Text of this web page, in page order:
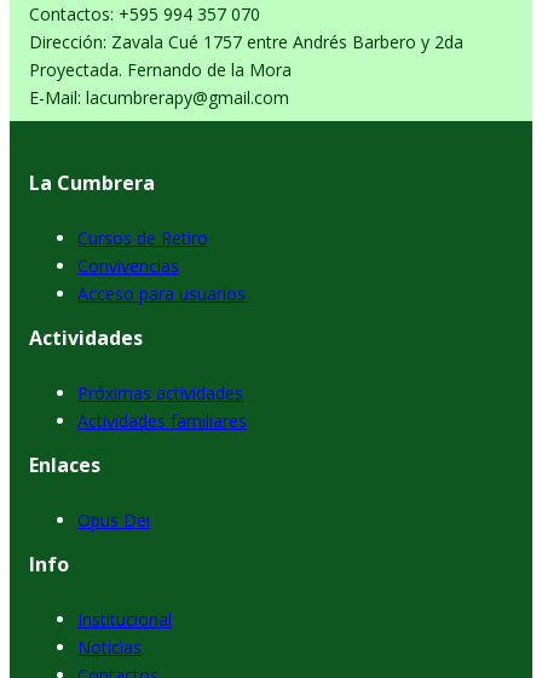
Contactos: +595 994 357 070
Dirección: Zavala Cué 1757 entre Andrés Barbero y 2da
Proyectada. Fernando de la Mora
E-Mail: lacumbrerapy@gmail.com
La Cumbrera
Cursos de Retiro
Convivencias
Acceso para usuarios
Actividades
Próximas actividades
Actividades familiares
Enlaces
Opus Dei
Info
Institucional
Noticias